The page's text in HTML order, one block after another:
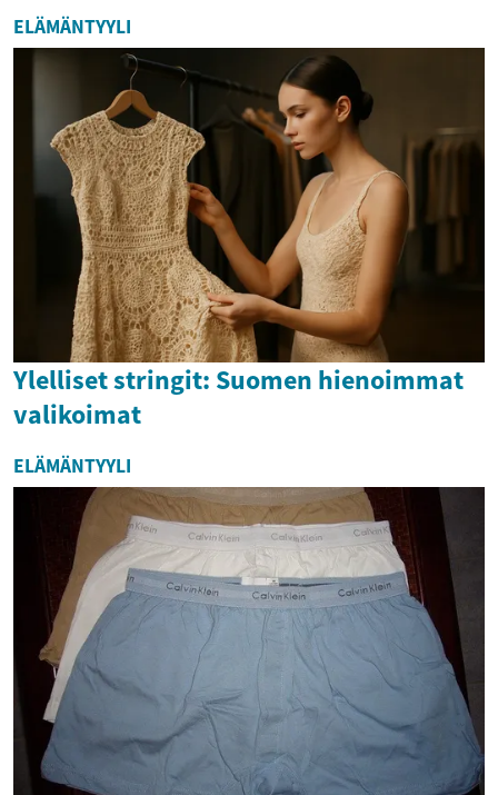
ELÄMÄNTYYLI
Ylelliset stringit: Suomen hienoimmat
valikoimat
ELÄMÄNTYYLI